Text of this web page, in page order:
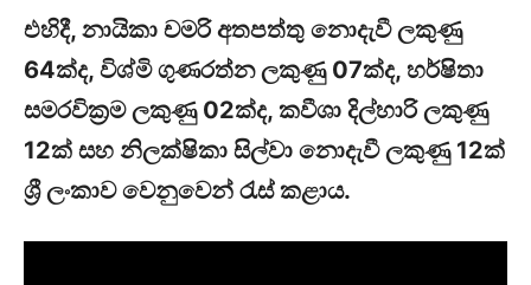
එහිදී, නායිකා චමරි අතපත්තු නොදැවී ලකුණු
64ක්ද, විශ්මි ගුණරත්න ලකුණු 07ක්ද, හර්ෂිතා
සමරවික්‍රම ලකුණු 02ක්ද, කවීශා දිල්හාරි ලකුණු
12ක් සහ නිලක්ෂිකා සිල්වා නොදැවී ලකුණු 12ක්
ශ්‍රී ලංකාව වෙනුවෙන් රැස් කළාය.